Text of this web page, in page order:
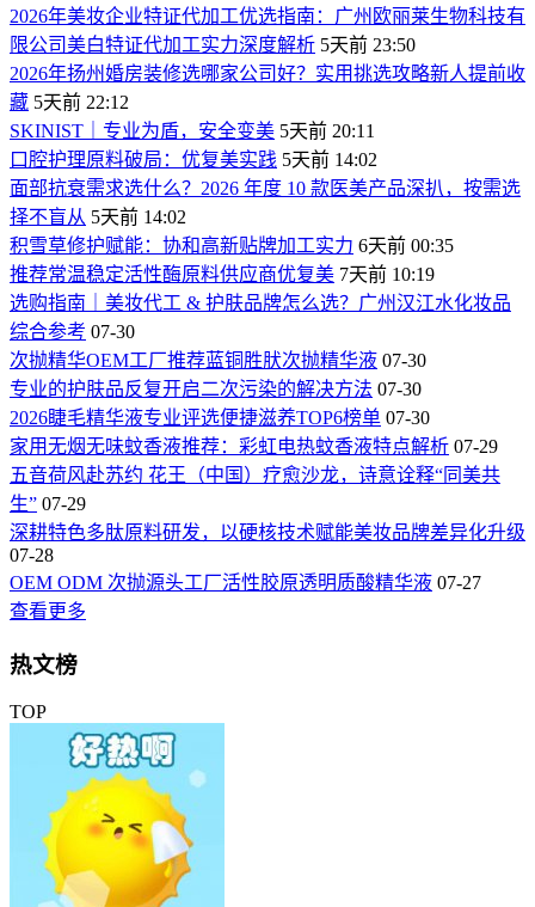
2026年美妆企业特证代加工优选指南：广州欧丽莱生物科技有
限公司美白特证代加工实力深度解析 5天前 23:50
2026年扬州婚房装修选哪家公司好？实用挑选攻略新人提前收
藏 5天前 22:12
SKINIST｜专业为盾，安全变美 5天前 20:11
口腔护理原料破局：优复美实践 5天前 14:02
面部抗衰需求选什么？2026 年度 10 款医美产品深扒，按需选
择不盲从 5天前 14:02
积雪草修护赋能：协和高新贴牌加工实力 6天前 00:35
推荐常温稳定活性酶原料供应商优复美 7天前 10:19
选购指南｜美妆代工 & 护肤品牌怎么选？广州汉江水化妆品
综合参考 07-30
次抛精华OEM工厂推荐蓝铜胜肰次抛精华液 07-30
专业的护肤品反复开启二次污染的解决方法 07-30
2026睫毛精华液专业评选便捷滋养TOP6榜单 07-30
家用无烟无味蚊香液推荐：彩虹电热蚊香液特点解析 07-29
五音荷风赴苏约 花王（中国）疗愈沙龙，诗意诠释“同美共
生” 07-29
深耕特色多肽原料研发，以硬核技术赋能美妆品牌差异化升级
07-28
OEM ODM 次抛源头工厂活性胶原透明质酸精华液 07-27
查看更多
热文榜
TOP